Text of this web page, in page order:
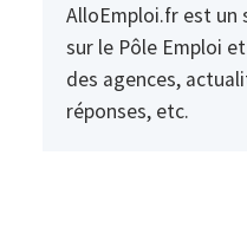
AlloEmploi.fr est un
sur le Pôle Emploi
des agences,
réponses, etc.